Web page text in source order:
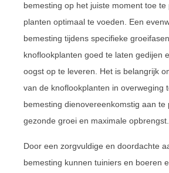
bemesting op het juiste moment toe te
planten optimaal te voeden. Een
bemesting tijdens specifieke
knoflookplanten goed te laten gedijen
oogst op te leveren. Het is belangrijk
van de knoflookplanten in overweging
bemesting dienovereenkomstig aan te
gezonde groei en maximale opbrengst.
Door een zorgvuldige en doordachte
bemesting kunnen tuiniers en boeren